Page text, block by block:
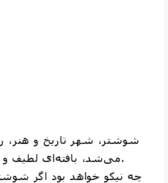
شوشتر، شهر تاریخ و هنر،
می‌شد، بافته‌ای لطیف و ارزشمند بود که از الیاف گیاه استبرق تهیه می‌شد و نام این شهر را بلندآوازه کرده بود.
چه نیکو خواهد بود اگر